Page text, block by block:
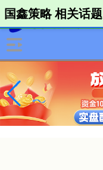
国鑫策略 相关话题